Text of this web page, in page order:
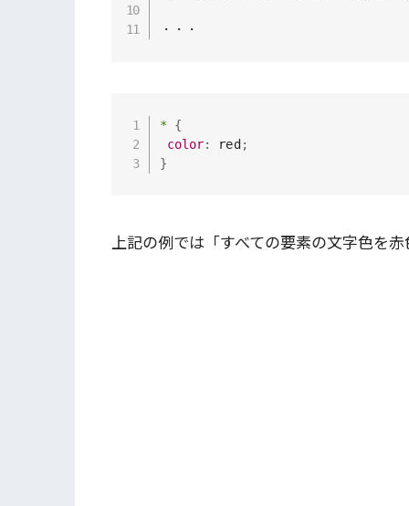
・・・
* {
color: red;
}
上記の例では「すべての要素の文字色を